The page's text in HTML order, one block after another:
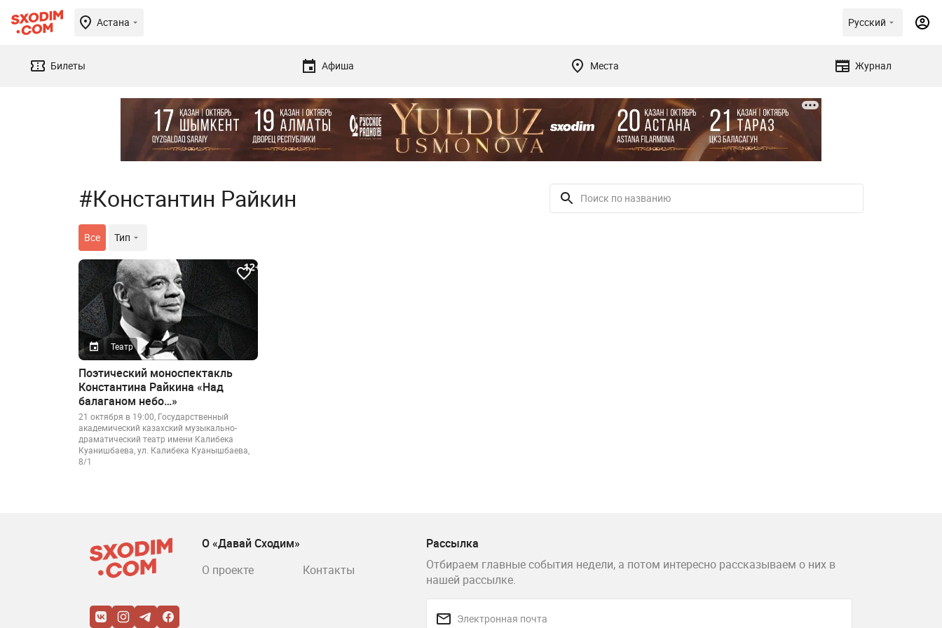
Астана Русский
Билеты Афиша Места Журнал
#Константин Райкин
Все Тип
Театр
Поэтический моноспектакль
Константина Райкина «Над
балаганом небо…»
21 октября в 19:00, Государственный
академический казахский музыкально-
драматический театр имени Калибека
Куанишбаева, ул. Калибека Куанышбаева,
8/1
Рассылка
Отбираем главные события недели, а потом интересно рассказываем о них в
нашей рассылке.
О «Давай Сходим»
О проекте
Контакты